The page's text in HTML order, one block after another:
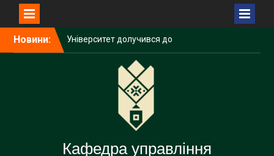
Новини:
Університет долучився до
дискусії про майбутнє
Карпатський університет
підписав меморандум про
співпрацю у сфері
енергетичних технологій
Вступна кампанія – 2026:
Карпатський університет
Кафедра управління